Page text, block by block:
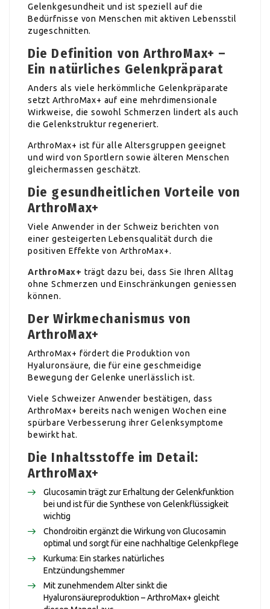
Gelenkgesundheit und ist speziell auf die
Bedürfnisse von Menschen mit aktiven Lebensstil
zugeschnitten.
Die Definition von ArthroMax+ –
Ein natürliches Gelenkpräparat
Anders als viele herkömmliche Gelenkpräparate
setzt ArthroMax+ auf eine mehrdimensionale
Wirkweise, die sowohl Schmerzen lindert als auch
die Gelenkstruktur regeneriert.
ArthroMax+ ist für alle Altersgruppen geeignet
und wird von Sportlern sowie älteren Menschen
gleichermassen geschätzt.
Die gesundheitlichen Vorteile von
ArthroMax+
Viele Anwender in der Schweiz berichten von
einer gesteigerten Lebensqualität durch die
positiven Effekte von ArthroMax+.
ArthroMax+ trägt dazu bei, dass Sie Ihren Alltag
ohne Schmerzen und Einschränkungen geniessen
können.
Der Wirkmechanismus von
ArthroMax+
ArthroMax+ fördert die Produktion von
Hyaluronsäure, die für eine geschmeidige
Bewegung der Gelenke unerlässlich ist.
Viele Schweizer Anwender bestätigen, dass
ArthroMax+ bereits nach wenigen Wochen eine
spürbare Verbesserung ihrer Gelenksymptome
bewirkt hat.
Die Inhaltsstoffe im Detail:
ArthroMax+
Glucosamin trägt zur Erhaltung der Gelenkfunktion
bei und ist für die Synthese von Gelenkflüssigkeit
wichtig
Chondroitin ergänzt die Wirkung von Glucosamin
optimal und sorgt für eine nachhaltige Gelenkpflege
Kurkuma: Ein starkes natürliches
Entzündungshemmer
Mit zunehmendem Alter sinkt die
Hyaluronsäureproduktion – ArthroMax+ gleicht